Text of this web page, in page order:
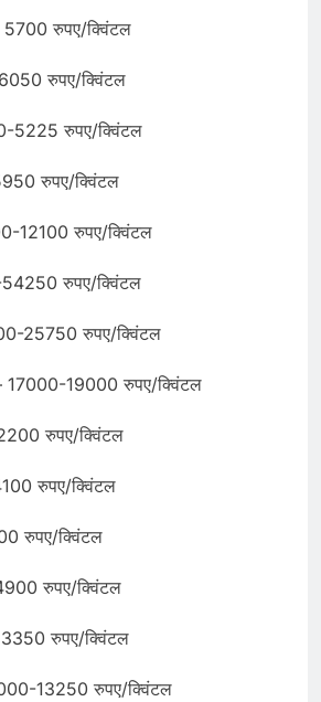
रुपए/क्विंटल
रुपए/क्विंटल
5225 रुपए/क्विंटल
रुपए/क्विंटल
12100 रुपए/क्विंटल
54250 रुपए/क्विंटल
25750 रुपए/क्विंटल
– 17000-19000 रुपए/क्विंटल
रुपए/क्विंटल
रुपए/क्विंटल
रुपए/क्विंटल
रुपए/क्विंटल
रुपए/क्विंटल
13250 रुपए/क्विंटल